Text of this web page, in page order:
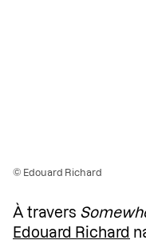
© Edouard Richard
À travers
Edouard Richard